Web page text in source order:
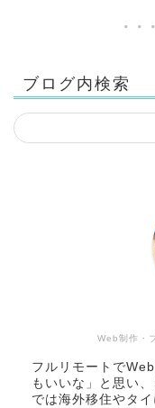
ブログ内検索
Web制作・
フルリモートで
もいいな」と思い
では海外移住やタ